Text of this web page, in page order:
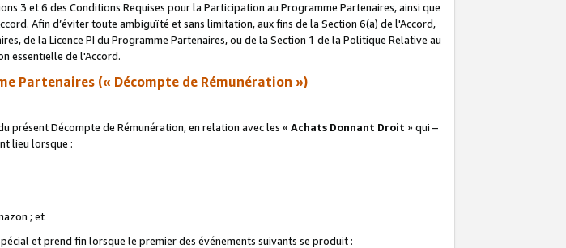
3 et 6 des Conditions Requises pour la Participation au Programme Partenaires, ainsi que
Afin d’éviter toute ambiguïté et sans limitation, aux fins de la Section 6(a) de l'Accord,
de la Licence PI du Programme Partenaires, ou de la Section 1 de la Politique Relative au
essentielle de l'Accord.
Partenaires (« Décompte de Rémunération »)
présent Décompte de Rémunération, en relation avec les « Achats Donnant Droit » qui –
lieu lorsque :
; et
et prend fin lorsque le premier des événements suivants se produit :